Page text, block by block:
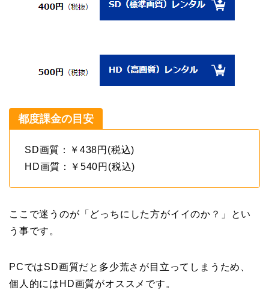
都度課金の目安
SD画質：￥438円(税込)
HD画質：￥540円(税込)
ここで迷うのが「どっちにした方がイイのか？」とい
う事です。
PCではSD画質だと多少荒さが目立ってしまうため、
個人的にはHD画質がオススメです。